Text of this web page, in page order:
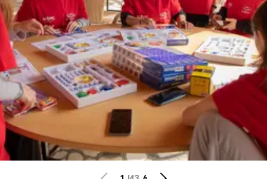
CHERY И СПОРТ
НАШИ МЕРОПРИЯТИЯ
ВИДЕООБЗОРЫ
CHERY ДЛЯ ДЕТЕЙ